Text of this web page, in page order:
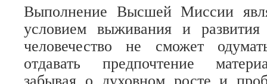
Выполнение Высшей Миссии
условием выживания и развития
человечество не сможет
отдавать предпочтение
забывая о духовном росте и